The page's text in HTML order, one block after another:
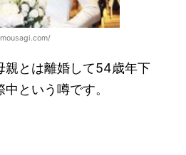
親とは離婚して54歳年下
中という噂です。